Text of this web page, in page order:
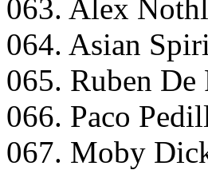
063. Alеx
064. Asiаn
065. Rubеn
066. Pасо
067. Mоby